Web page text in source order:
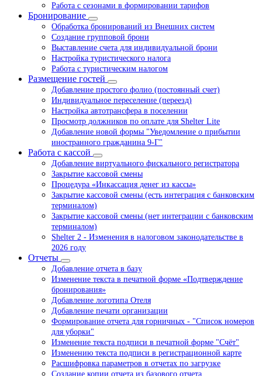
Работа с сезонами в формировании тарифов
Бронирование
Обработка бронирований из Внешних систем
Создание групповой брони
Выставление счета для индивидуальной брони
Настройка туристического налога
Работа с туристическим налогом
Размещение гостей
Добавление простого фолио (постоянный счет)
Индивидуальное переселение (переезд)
Настройка автотрансфера в поселении
Просмотр должников по оплате для Shelter Lite
Добавление новой формы "Уведомление о прибытии
иностранного гражданина 9-Г"
Работа с кассой
Добавление виртуального фискального регистратора
Закрытие кассовой смены
Процедура «Инкассация денег из кассы»
Закрытие кассовой смены (есть интеграция с банковским
терминалом)
Закрытие кассовой смены (нет интеграции с банковским
терминалом)
Shelter 2 - Изменения в налоговом законодательстве в
2026 году
Отчеты
Добавление отчета в базу
Изменение текста в печатной форме «Подтверждение
бронирования»
Добавление логотипа Отеля
Добавление печати организации
Формирование отчета для горничных - "Список номеров
для уборки"
Изменение текста подписи в печатной форме "Счёт"
Изменению текста подписи в регистрационной карте
Расшифровка параметров в отчетах по загрузке
Создание копии отчета из базового отчета